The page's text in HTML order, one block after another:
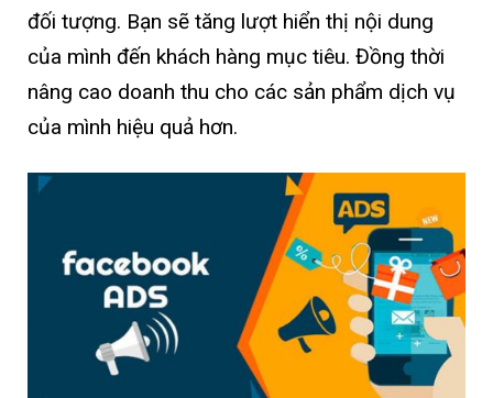
đối tượng. Bạn sẽ tăng lượt hiển thị nội dung
của mình đến khách hàng mục tiêu. Đồng thời
nâng cao doanh thu cho các sản phẩm dịch vụ
của mình hiệu quả hơn.